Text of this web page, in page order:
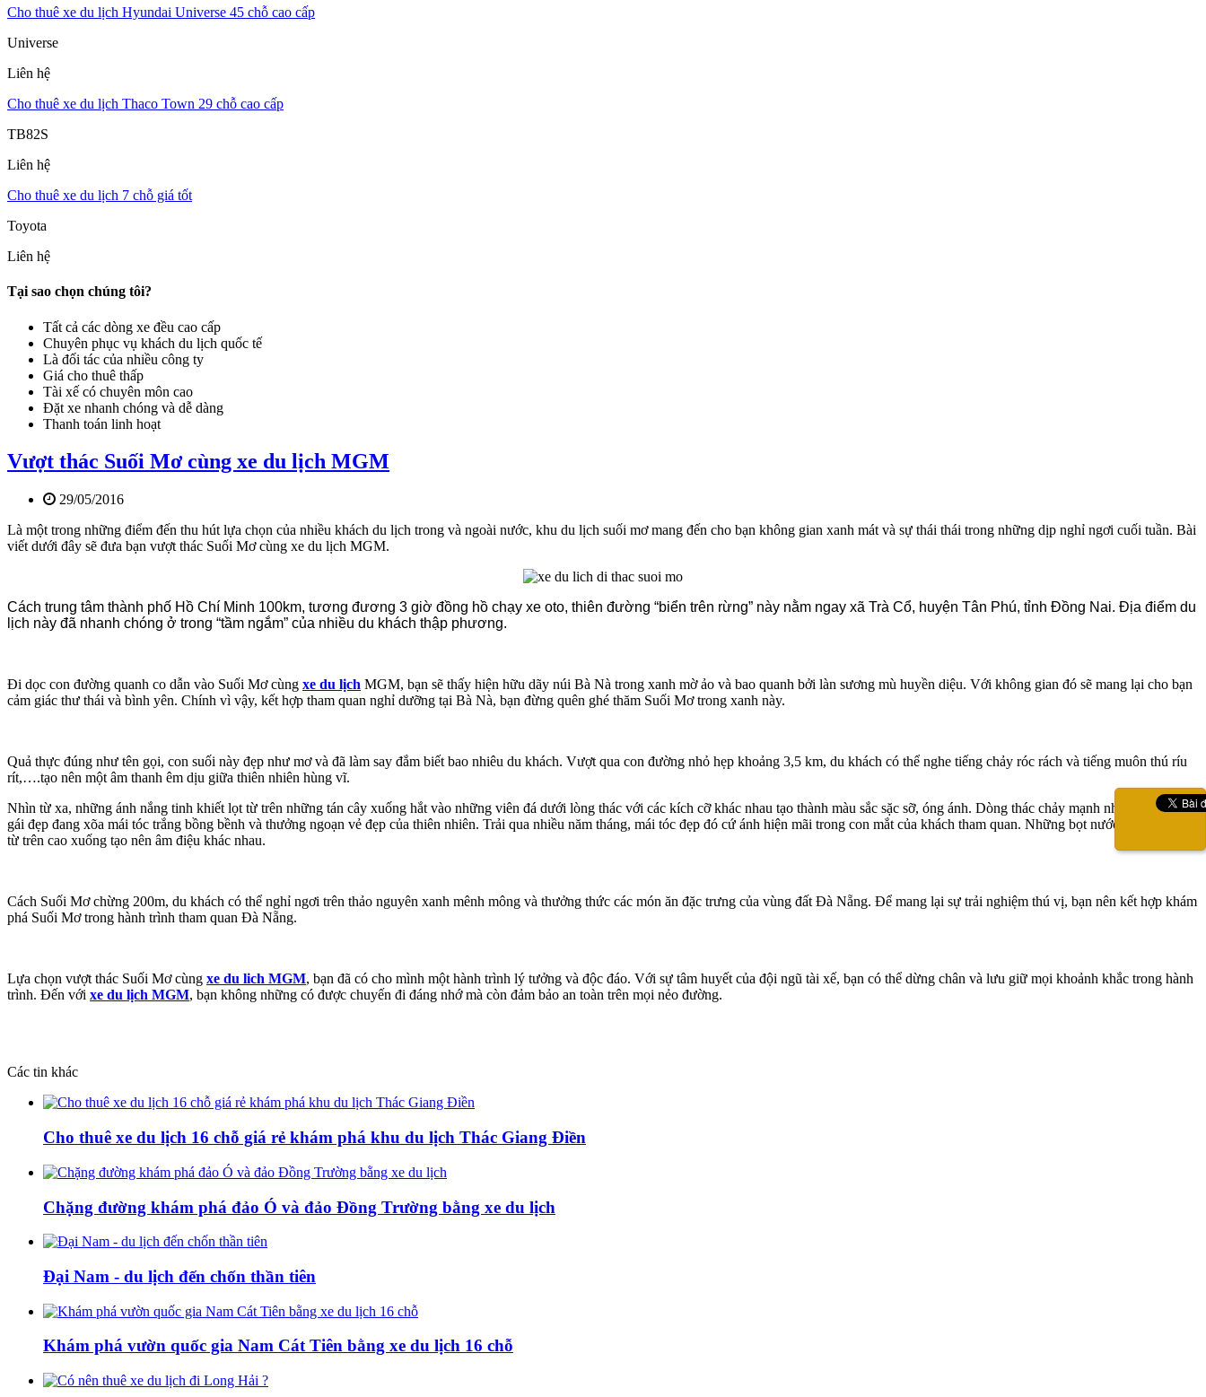
Cho thuê xe du lịch Hyundai Universe 45 chỗ cao cấp
Universe
Liên hệ
Cho thuê xe du lịch Thaco Town 29 chỗ cao cấp
TB82S
Liên hệ
Cho thuê xe du lịch 7 chỗ giá tốt
Toyota
Liên hệ
Tại sao chọn chúng tôi?
Tất cả các dòng xe đều cao cấp
Chuyên phục vụ khách du lịch quốc tế
Là đối tác của nhiều công ty
Giá cho thuê thấp
Tài xế có chuyên môn cao
Đặt xe nhanh chóng và dễ dàng
Thanh toán linh hoạt
Vượt thác Suối Mơ cùng xe du lịch MGM
29/05/2016
Là một trong những điểm đến thu hút lựa chọn của nhiều khách du lịch trong và ngoài nước, khu du lịch suối mơ mang đến cho bạn không gian xanh mát và sự thái thái trong những dịp nghỉ ngơi cuối tuần. Bài
viết dưới đây sẽ đưa bạn vượt thác Suối Mơ cùng xe du lịch MGM.
Cách trung tâm thành phố Hồ Chí Minh 100km, tương đương 3 giờ đồng hồ chạy xe oto, thiên đường “biển trên rừng” này nằm ngay xã Trà Cổ, huyện Tân Phú, tỉnh Đồng Nai. Địa điểm du
lịch này đã nhanh chóng ở trong “tầm ngắm” của nhiều du khách thập phương.
Đi dọc con đường quanh co dẫn vào Suối Mơ cùng xe du lịch MGM, bạn sẽ thấy hiện hữu dãy núi Bà Nà trong xanh mờ ảo và bao quanh bởi làn sương mù huyền diệu. Với không gian đó sẽ mang lại cho bạn
cảm giác thư thái và bình yên. Chính vì vậy, kết hợp tham quan nghỉ dưỡng tại Bà Nà, bạn đừng quên ghé thăm Suối Mơ trong xanh này.
Quả thực đúng như tên gọi, con suối này đẹp như mơ và đã làm say đắm biết bao nhiêu du khách. Vượt qua con đường nhỏ hẹp khoảng 3,5 km, du khách có thể nghe tiếng chảy róc rách và tiếng muôn thú ríu
rít,….tạo nên một âm thanh êm dịu giữa thiên nhiên hùng vĩ.
Nhìn từ xa, những ánh nắng tinh khiết lọt từ trên những tán cây xuống hắt vào những viên đá dưới lòng thác với các kích cỡ khác nhau tạo thành màu sắc sặc sỡ, óng ánh. Dòng thác chảy mạnh như người con
gái đẹp đang xõa mái tóc trắng bồng bềnh và thưởng ngoạn vẻ đẹp của thiên nhiên. Trải qua nhiều năm tháng, mái tóc đẹp đó cứ ánh hiện mãi trong con mắt của khách tham quan. Những bọt nước trắng xóa dội
từ trên cao xuống tạo nên âm điệu khác nhau.
Cách Suối Mơ chừng 200m, du khách có thể nghỉ ngơi trên thảo nguyên xanh mênh mông và thưởng thức các món ăn đặc trưng của vùng đất Đà Nẵng. Để mang lại sự trải nghiệm thú vị, bạn nên kết hợp khám
phá Suối Mơ trong hành trình tham quan Đà Nẵng.
Lựa chọn vượt thác Suối Mơ cùng xe du lich MGM, bạn đã có cho mình một hành trình lý tưởng và độc đáo. Với sự tâm huyết của đội ngũ tài xế, bạn có thể dừng chân và lưu giữ mọi khoảnh khắc trong hành
trình. Đến với xe du lịch MGM, bạn không những có được chuyến đi đáng nhớ mà còn đảm bảo an toàn trên mọi nẻo đường.
Các tin khác
Cho thuê xe du lịch 16 chỗ giá rẻ khám phá khu du lịch Thác Giang Điền
Chặng đường khám phá đảo Ó và đảo Đồng Trường bằng xe du lịch
Đại Nam - du lịch đến chốn thần tiên
Khám phá vườn quốc gia Nam Cát Tiên bằng xe du lịch 16 chỗ